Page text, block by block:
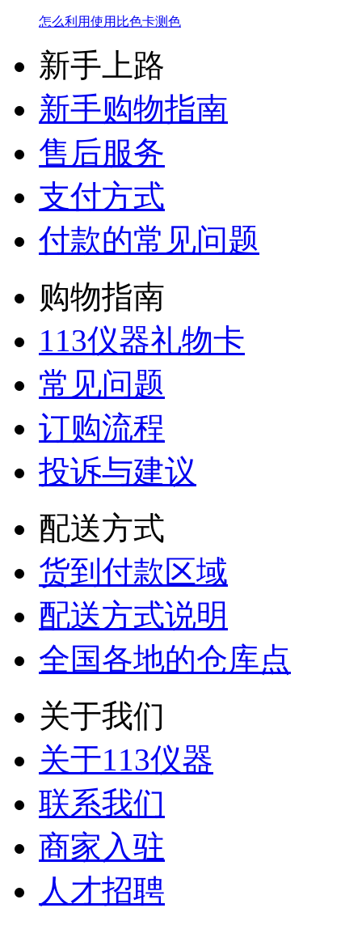
怎么利用使用比色卡测色
新手上路
新手购物指南
售后服务
支付方式
付款的常见问题
购物指南
113仪器礼物卡
常见问题
订购流程
投诉与建议
配送方式
货到付款区域
配送方式说明
全国各地的仓库点
关于我们
关于113仪器
联系我们
商家入驻
人才招聘